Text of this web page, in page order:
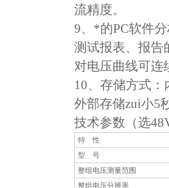
流精度。
9、*的PC软件
测试报表、报告
对电压曲线可连
10、存储方式
外部存储zui小5
技术参数（选
特
性
型
号
整组电压测量范围
整组电压分辨率